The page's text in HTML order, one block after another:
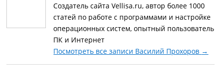
Создатель сайта Vellisa.ru, автор более 1000
статей по работе с программами и настройке
операционных систем, опытный пользователь
ПК и Интернет
Посмотреть все записи Василий Прохоров →